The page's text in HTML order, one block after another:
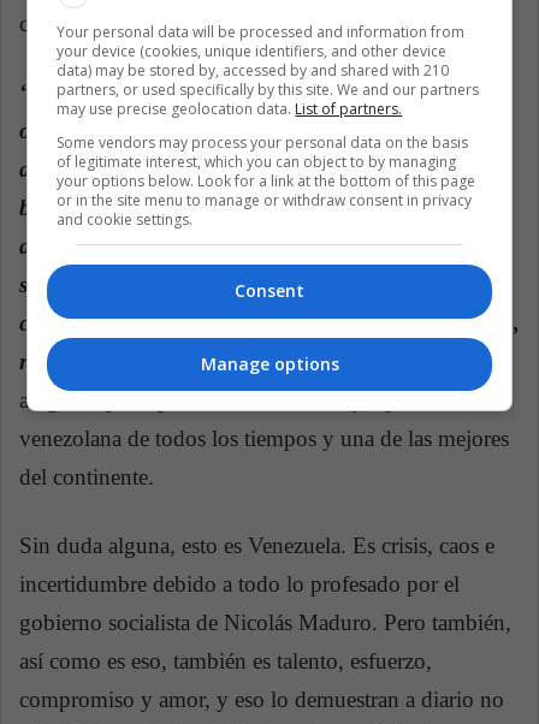
calvario.
“Si bien uno es feliz viviendo en su tierra, las
oportunidades cada día se cierran más. Yo tuve que
abandonar Venezuela porque no tenía ni para las
bebidas energéticas de mis entrenamientos, y
aunque no es fácil lidiar con realidades como la
soledad y la cultura, hoy me siento tranquilla
corriendo fuera. Hago muchas competencias al año,
recorro el mundo y mal que bien tengo para vivir”
asegura, quien para muchos es la mejor pedalista
venezolana de todos los tiempos y una de las mejores
del continente.
Sin duda alguna, esto es Venezuela. Es crisis, caos e
incertidumbre debido a todo lo profesado por el
gobierno socialista de Nicolás Maduro. Pero también,
así como es eso, también es talento, esfuerzo,
compromiso y amor, y eso lo demuestran a diario no
Your personal data will be processed and information from
your device (cookies, unique identifiers, and other device
data) may be stored by, accessed by and shared with 210
partners, or used specifically by this site. We and our partners
may use precise geolocation data. List of partners.
Some vendors may process your personal data on the basis
of legitimate interest, which you can object to by managing
your options below. Look for a link at the bottom of this page
or in the site menu to manage or withdraw consent in privacy
and cookie settings.
Consent
Manage options